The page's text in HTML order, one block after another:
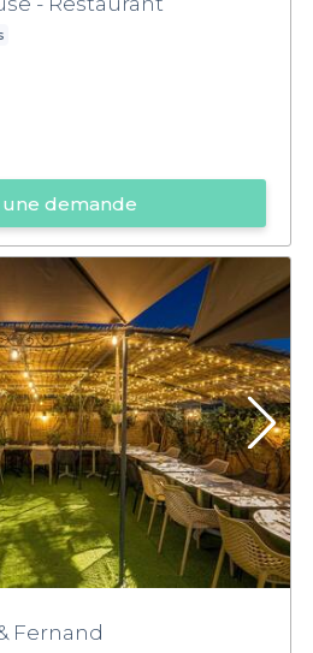
une demande
Fernand